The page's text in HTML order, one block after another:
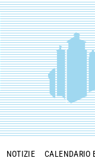
NOTIZIE CALENDARIO